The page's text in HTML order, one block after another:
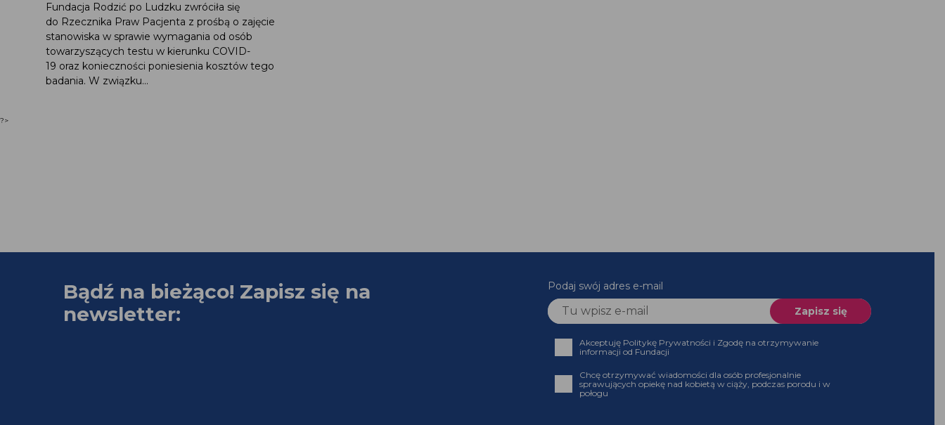
Fundacja Rodzić po Ludzku zwróciła się
do Rzecznika Praw Pacjenta z prośbą o zajęcie
stanowiska w sprawie wymagania od osób
towarzyszących testu w kierunku COVID-
19 oraz konieczności poniesienia kosztów tego
badania. W związku...
?>
Bądź na bieżąco! Zapisz się na
newsletter:
Podaj swój adres e-mail
Akceptuję Politykę Prywatności i Zgodę na otrzymywanie
informacji od Fundacji
Chcę otrzymywać wiadomości dla osób profesjonalnie
sprawujących opiekę nad kobietą w ciąży, podczas porodu i w
połogu